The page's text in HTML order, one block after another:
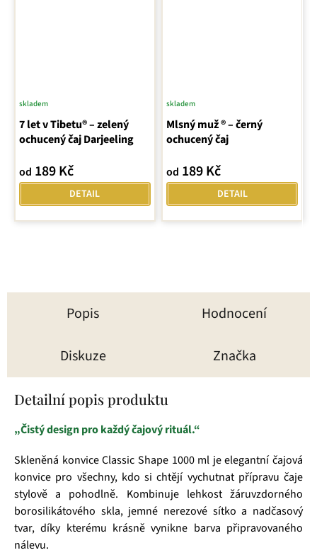
7 let v Tibetu® – zelený
ochucený čaj Darjeeling
Průměrné
hodnocení
produktu
5,0
5
hvězdiček.
skladem
od 189 Kč
DETAIL
Mlsný muž ® – černý
ochucený čaj
skladem
od 189 Kč
DETAIL
Popis Hodnocení
Diskuze Značka
Detailní popis produktu
„Čistý design pro každý čajový rituál.“
Skleněná konvice Classic Shape 1000 ml je elegantní čajová
konvice pro všechny, kdo si chtějí vychutnat přípravu čaje
stylově a pohodlně. Kombinuje lehkost žáruvzdorného
borosilikátového skla, jemné nerezové sítko a nadčasový
tvar, díky kterému krásně vynikne barva připravovaného
nálevu.